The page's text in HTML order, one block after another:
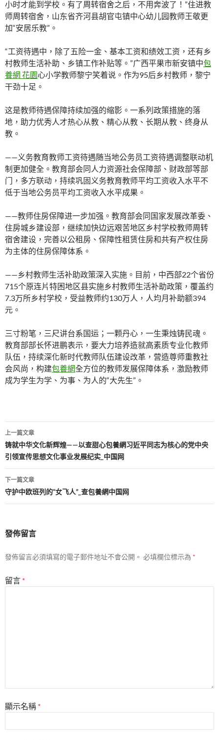
小时才能到学校。有了周转宿舍之后，不用奔波了！”住进教
师周转宿舍，山东省齐河县胡官屯镇中心幼儿园教师王敬更
加“安居乐教”。
“工资待遇中，除了五险一金、基本工资和绩效工资，还有乡
村教师生活补助、乡镇工作补贴等。”广西平果市新安镇中包
養網 花園心小学教师黎宁笑着说。作为95后乡村教师，黎宁
干劲十足。
这是教师待遇保障持续加强的缩影。一系列政策措施的落
地，助力优秀人才热心从教、精心从教、长期从教、终身从
教。
——义务教育教师工资待遇随当地公务员工资待遇调整联动机
制更加健全。教育部会同人力资源社会保障部、财政部等部
门，多方联动，持续巩固义务教育教师平均工资收入水平不
低于当地公务员平均工资收入水平成果。
——教师住房保障进一步加强。教育部会同国家发展改革委、
住房城乡建设部，继续加快边远艰苦地区乡村学校教师周转
宿舍建设，完善以公租房、保障性租赁住房和共有产权住房
为主体的住房保障体系。
——乡村教师生活补助政策深入实施。目前，中西部22个省份
715个原连片特困地区县实施乡村教师生活补助政策，覆盖约
7.3万所乡村学校，受益教师约130万人，人均月补助额394
元。
三寸粉笔，三尺讲台系国运；一颗丹心，一生秉烛铸民魂。
教育部部长怀进鹏表示，要大力培养造就高素质专业化教师
队伍，持续深化新时代教师队伍建设改革，营造尊师重教社
会风尚，构建包養網全方位的教师发展保障体系，激励教师
成为学生为学、为事、为人的“大先生”。
文
章
導
覽
上一篇文章
铸就中华文化新辉煌——以查甜心包養網习近平同志为核心的党中央
引领宣传思想文化事业发展纪实_中国网
下一篇文章
守护中欧班列的“女飞人”_查包養網中国网
發佈留言
發佈留言必須填寫的電子郵件地址不會公開。 必填欄位標示為 *
留言 *
顯示名稱 *